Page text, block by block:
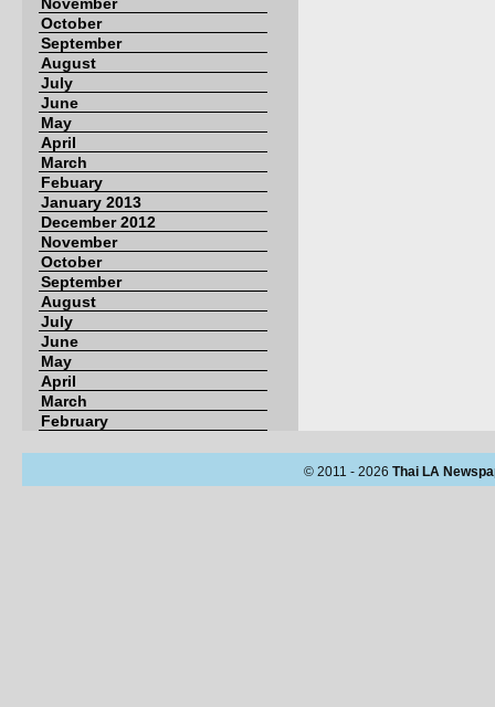
October
September
August
July
June
May
April
March
Febuary
January 2013
December 2012
November
October
September
August
July
June
May
April
March
February
© 2011 - 2026 Thai LA